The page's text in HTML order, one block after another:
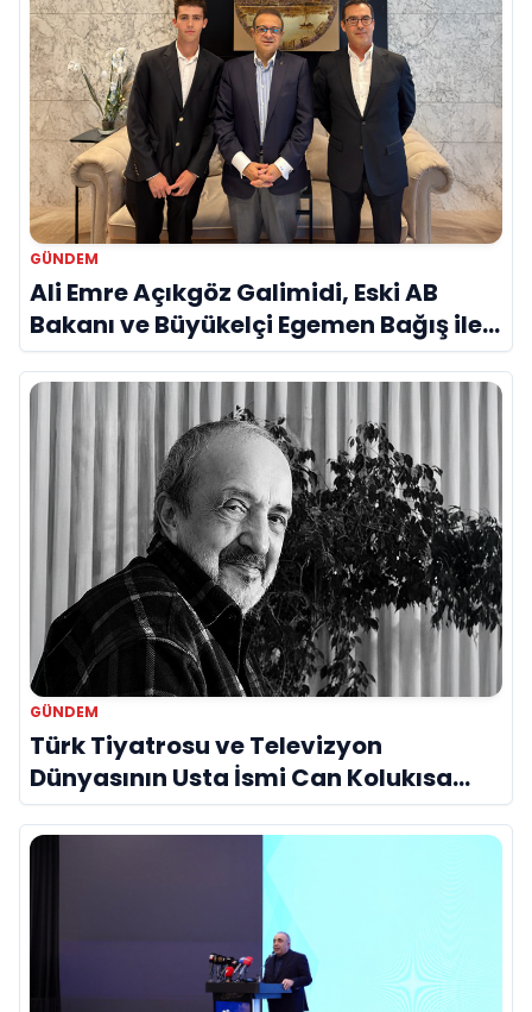
GÜNDEM
Ali Emre Açıkgöz Galimidi, Eski AB
Bakanı ve Büyükelçi Egemen Bağış ile
Bir Araya Geldi
GÜNDEM
Türk Tiyatrosu ve Televizyon
Dünyasının Usta İsmi Can Kolukısa
Hayatını Kaybetti